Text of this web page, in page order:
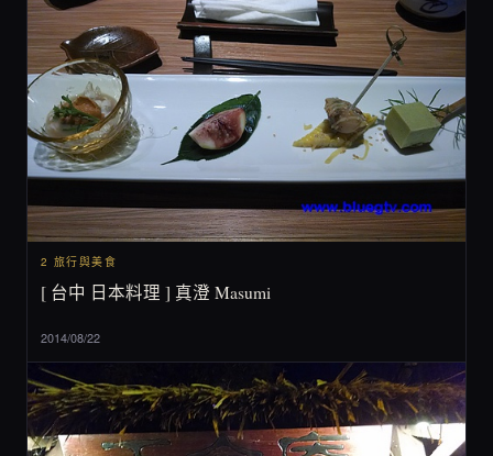
2 旅行與美食
[ 台中 日本料理 ] 真澄 Masumi
2014/08/22